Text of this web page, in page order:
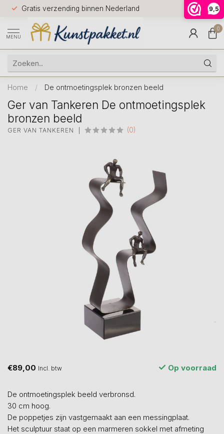
9,5
Gratis verzending binnen Nederland
Voor
huis
9.5
MENU
0
Home / De ontmoetingsplek bronzen beeld
Ger van Tankeren De ontmoetingsplek
bronzen beeld
GER VAN TANKEREN (0)
€89,00 Incl. btw Op voorraad
De ontmoetingsplek beeld verbronsd.
30 cm hoog.
De poppetjes zijn vastgemaakt aan een messingplaat.
Het sculptuur staat op een marmeren sokkel met afmeting